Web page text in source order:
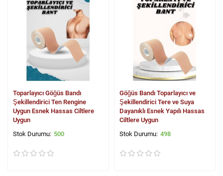
Toparlayıcı Göğüs Bandı
Şekillendirici Ten Rengine
Uygun Esnek Hassas Ciltlere
Uygun
500
Göğüs Bandı Toparlayıcı ve
Şekillendirici Tere ve Suya
Dayanıklı Esnek Yapılı Hassas
Ciltlere Uygun
498